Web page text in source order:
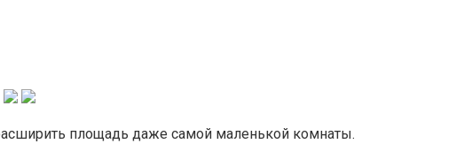
площадь даже самой маленькой комнаты.